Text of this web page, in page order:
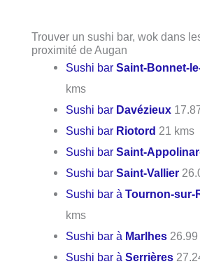
Trouver un sushi bar, wok dans
proximité de Augan
Sushi barSaint-Bonnet-
kms
Sushi bar Davézieux
Sushi bar Riotord 21 kms
Sushi barSaint-
Sushi barSaint-Vallier
Sushi bar àTournon-sur-
kms
Sushi bar à Marlhes
Sushi bar àSerrières